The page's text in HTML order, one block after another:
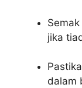
jika
dalam